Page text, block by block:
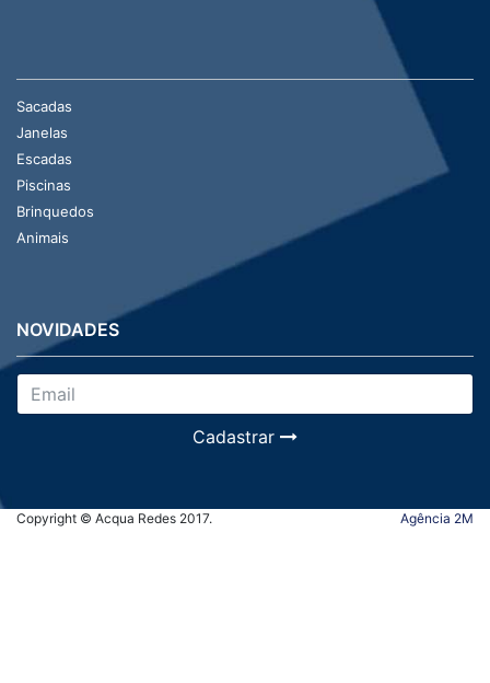
Sacadas
Janelas
Escadas
Piscinas
Brinquedos
Animais
NOVIDADES
Cadastrar
Copyright © Acqua Redes 2017. Agência 2M